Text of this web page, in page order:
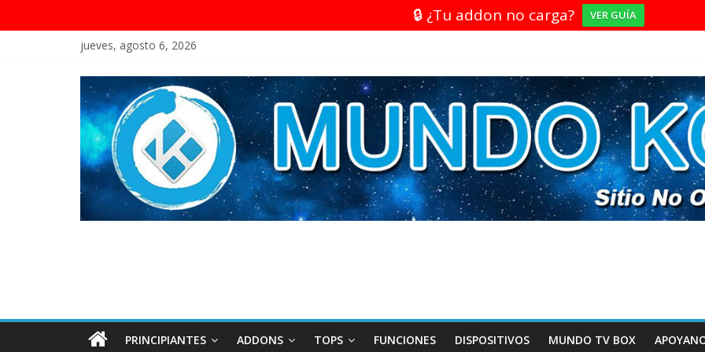
🔒 ¿Tu addon no carga? VER GUÍA
jueves, agosto 6, 2026
PRINCIPIANTES ADDONS TOPS FUNCIONES DISPOSITIVOS MUNDO TV BOX